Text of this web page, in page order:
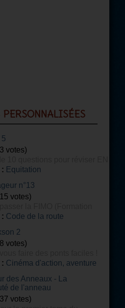
personnalisées
votes)
galop 5
Equitation
n°13
votes)
Obligatoire) voyageurs.
Code de la route
2
votes)
Cinéma d'action, aventure
des Anneaux - La
de l'anneau
votes)